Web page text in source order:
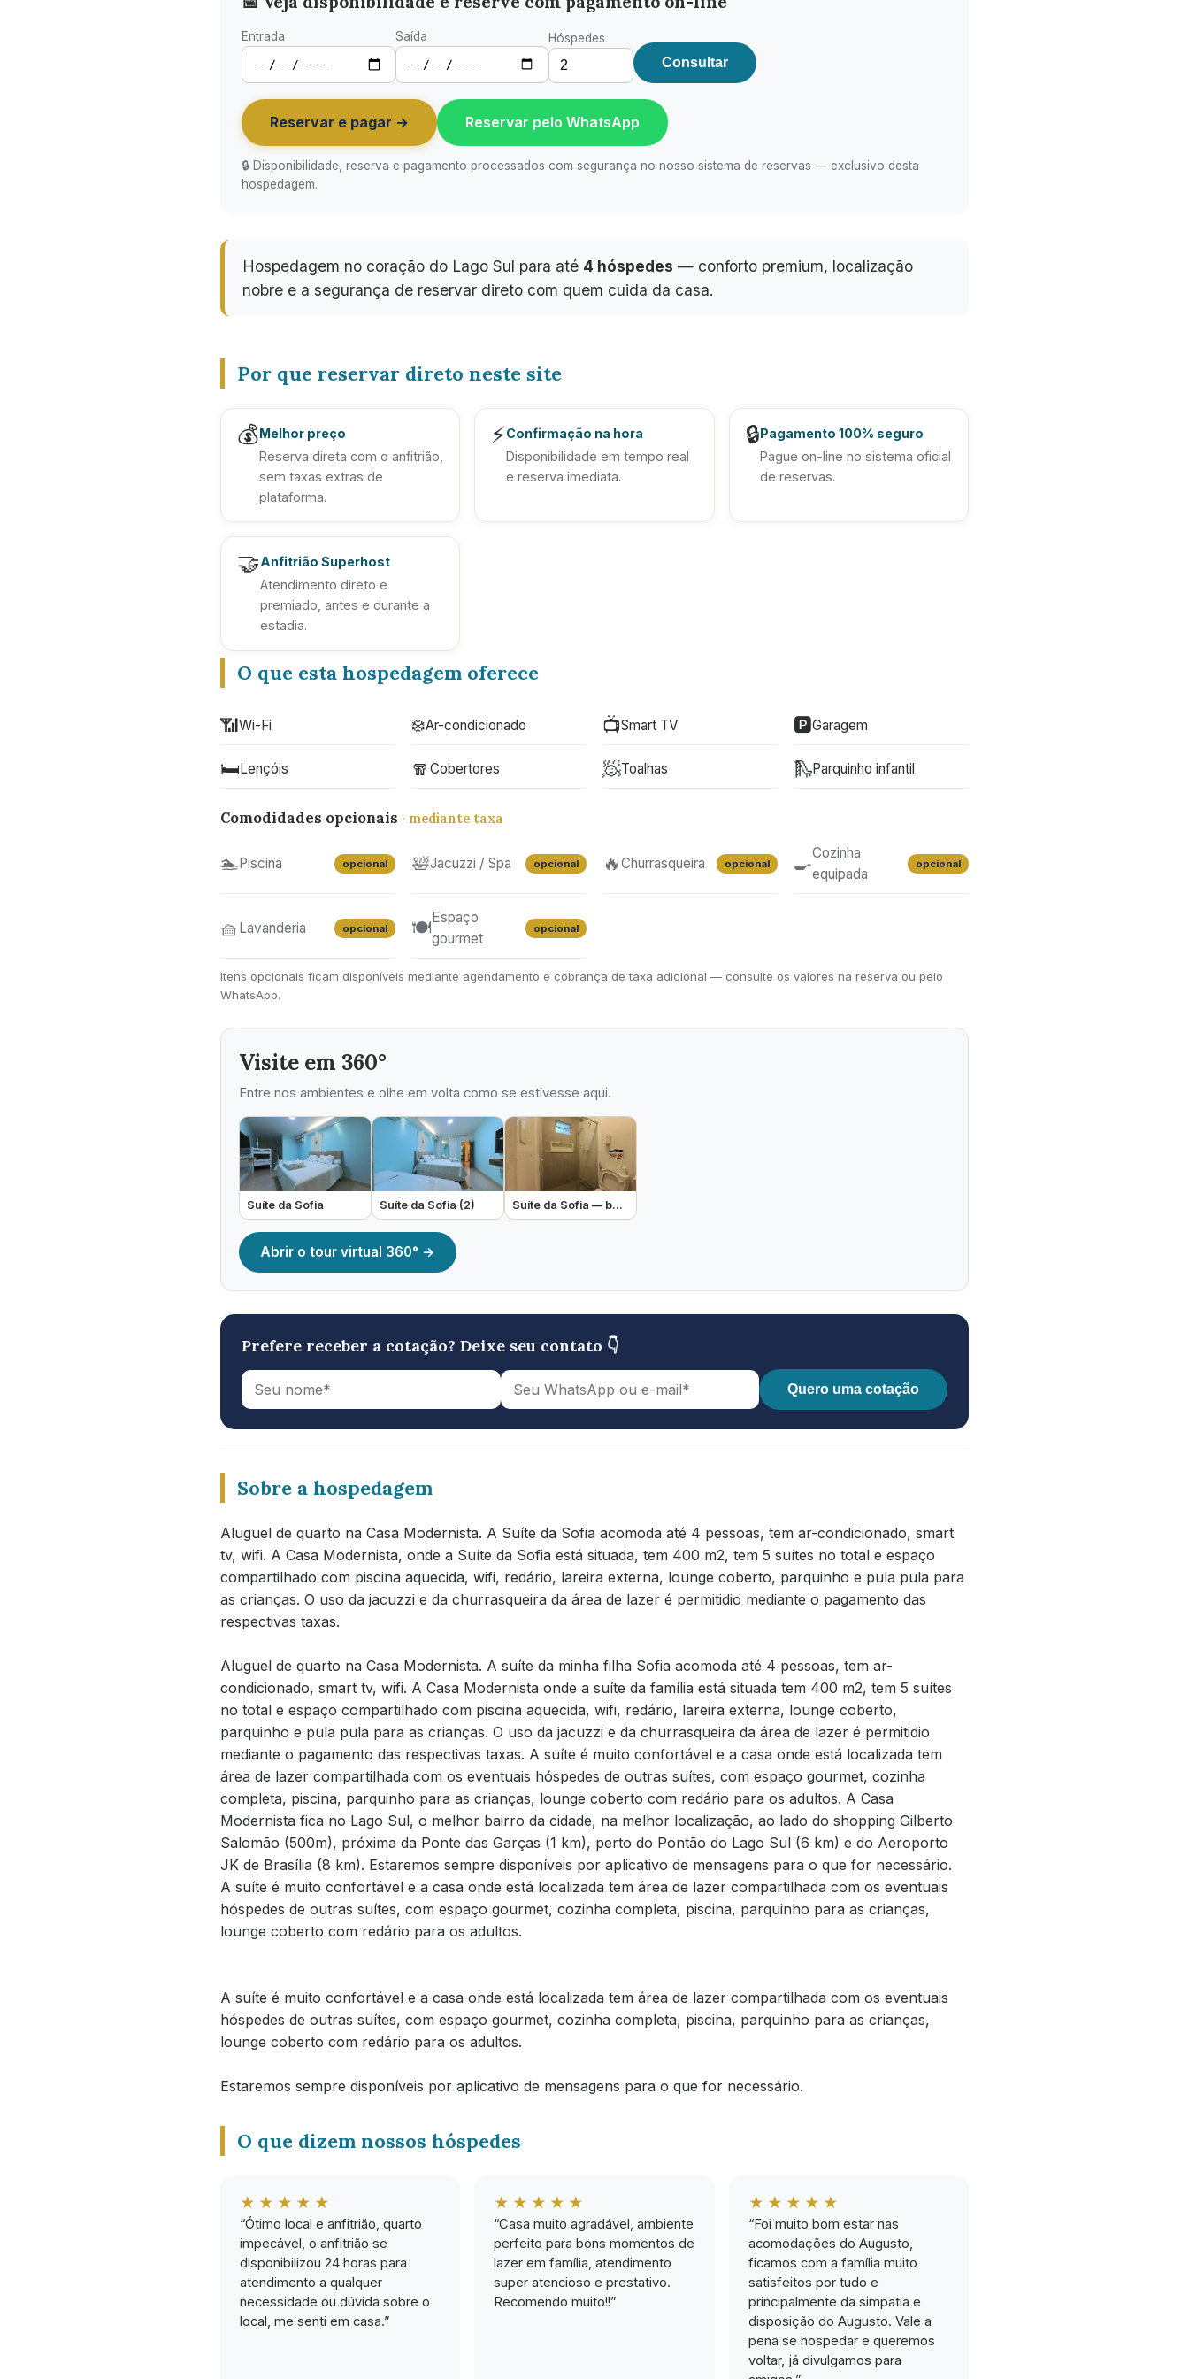
Entrada Saída Hóspedes
Consultar
Reservar e pagar → Reservar pelo WhatsApp
🔒 Disponibilidade, reserva e pagamento processados com segurança no nosso sistema de reservas — exclusivo desta
hospedagem.
Hospedagem no coração do Lago Sul para até 4 hóspedes — conforto premium, localização
nobre e a segurança de reservar direto com quem cuida da casa.
Por que reservar direto neste site
💰Melhor preço
Reserva direta com o anfitrião,
sem taxas extras de
plataforma.
⚡Confirmação na hora
Disponibilidade em tempo real
e reserva imediata.
🔒Pagamento 100% seguro
Pague on-line no sistema oficial
de reservas.
🤝Anfitrião Superhost
Atendimento direto e
premiado, antes e durante a
estadia.
O que esta hospedagem oferece
📶Wi-Fi ❄️Ar-condicionado 📺Smart TV 🅿️Garagem
🛏️Lençóis 🧣Cobertores 🧖Toalhas 🛝Parquinho infantil
Comodidades opcionais · mediante taxa
🏊Piscina opcional 🛀Jacuzzi / Spa opcional 🔥 Churrasqueira opcional 🍳Cozinha
equipada
opcional
🧺 Lavanderia opcional 🍽️Espaço
gourmet
opcional
Itens opcionais ficam disponíveis mediante agendamento e cobrança de taxa adicional — consulte os valores na reserva ou pelo
WhatsApp.
Visite em 360°
Entre nos ambientes e olhe em volta como se estivesse aqui.
Suíte da Sofia Suíte da Sofia (2) Suíte da Sofia — banheiro
Abrir o tour virtual 360° →
Prefere receber a cotação? Deixe seu contato 👇
Quero uma cotação
Sobre a hospedagem
Aluguel de quarto na Casa Modernista. A Suíte da Sofia acomoda até 4 pessoas, tem ar-condicionado, smart
tv, wifi. A Casa Modernista, onde a Suíte da Sofia está situada, tem 400 m2, tem 5 suítes no total e espaço
compartilhado com piscina aquecida, wifi, redário, lareira externa, lounge coberto, parquinho e pula pula para
as crianças. O uso da jacuzzi e da churrasqueira da área de lazer é permitidio mediante o pagamento das
respectivas taxas.
Aluguel de quarto na Casa Modernista. A suíte da minha filha Sofia acomoda até 4 pessoas, tem ar-
condicionado, smart tv, wifi. A Casa Modernista onde a suíte da família está situada tem 400 m2, tem 5 suítes
no total e espaço compartilhado com piscina aquecida, wifi, redário, lareira externa, lounge coberto,
parquinho e pula pula para as crianças. O uso da jacuzzi e da churrasqueira da área de lazer é permitidio
mediante o pagamento das respectivas taxas. A suíte é muito confortável e a casa onde está localizada tem
área de lazer compartilhada com os eventuais hóspedes de outras suítes, com espaço gourmet, cozinha
completa, piscina, parquinho para as crianças, lounge coberto com redário para os adultos. A Casa
Modernista fica no Lago Sul, o melhor bairro da cidade, na melhor localização, ao lado do shopping Gilberto
Salomão (500m), próxima da Ponte das Garças (1 km), perto do Pontão do Lago Sul (6 km) e do Aeroporto
JK de Brasília (8 km). Estaremos sempre disponíveis por aplicativo de mensagens para o que for necessário.
A suíte é muito confortável e a casa onde está localizada tem área de lazer compartilhada com os eventuais
hóspedes de outras suítes, com espaço gourmet, cozinha completa, piscina, parquinho para as crianças,
lounge coberto com redário para os adultos.
A suíte é muito confortável e a casa onde está localizada tem área de lazer compartilhada com os eventuais
hóspedes de outras suítes, com espaço gourmet, cozinha completa, piscina, parquinho para as crianças,
lounge coberto com redário para os adultos.
Estaremos sempre disponíveis por aplicativo de mensagens para o que for necessário.
O que dizem nossos hóspedes
★★★★★
“Ótimo local e anfitrião, quarto
impecável, o anfitrião se
disponibilizou 24 horas para
atendimento a qualquer
necessidade ou dúvida sobre o
local, me senti em casa.”
★★★★★
“Casa muito agradável, ambiente
perfeito para bons momentos de
lazer em família, atendimento
super atencioso e prestativo.
Recomendo muito!!”
★★★★★
“Foi muito bom estar nas
acomodações do Augusto,
ficamos com a família muito
satisfeitos por tudo e
principalmente da simpatia e
disposição do Augusto. Vale a
pena se hospedar e queremos
voltar, já divulgamos para